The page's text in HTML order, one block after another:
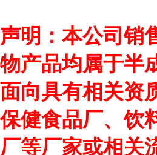
声明：本公司销
物产品均属于半
面向具有相关资
保健食品厂、饮
厂等厂家或相关